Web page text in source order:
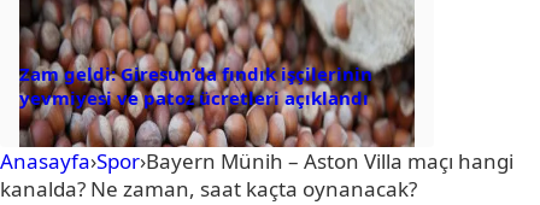
Zam geldi: Giresun’da fındık işçilerinin
yevmiyesi ve patoz ücretleri açıklandı
Anasayfa›Spor›Bayern Münih – Aston Villa maçı hangi
kanalda? Ne zaman, saat kaçta oynanacak?